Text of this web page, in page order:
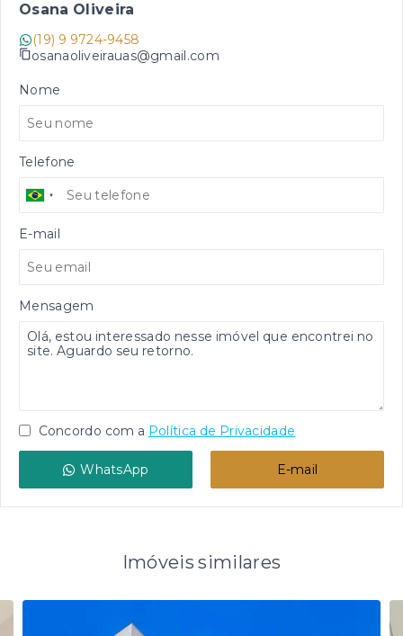
Osana Oliveira
(19) 9 9724-9458
osanaoliveirauas@gmail.com
Nome
Telefone
E-mail
Mensagem
Concordo com a Política de Privacidade
WhatsApp E-mail
Imóveis similares